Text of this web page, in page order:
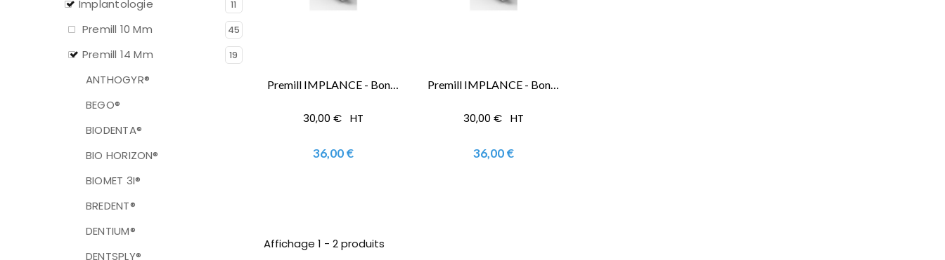
Implantologie 11
Premill 10 Mm 45
Premill 14 Mm 19
ANTHOGYR®
BEGO®
BIODENTA®
BIO HORIZON®
BIOMET 3I®
BREDENT®
DENTIUM®
DENTSPLY®
Premill IMPLANCE - Bone Level ® 3.3mm
30,00 € HT
36,00 €
Premill IMPLANCE - Bone Level® 4,3mm - 5.5
30,00 € HT
36,00 €
Affichage 1 - 2 produits